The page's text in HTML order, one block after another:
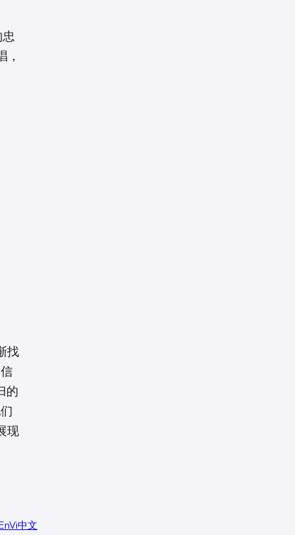
，
找
的
现
中文